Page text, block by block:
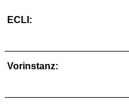
ECLI:
Vorinstanz: